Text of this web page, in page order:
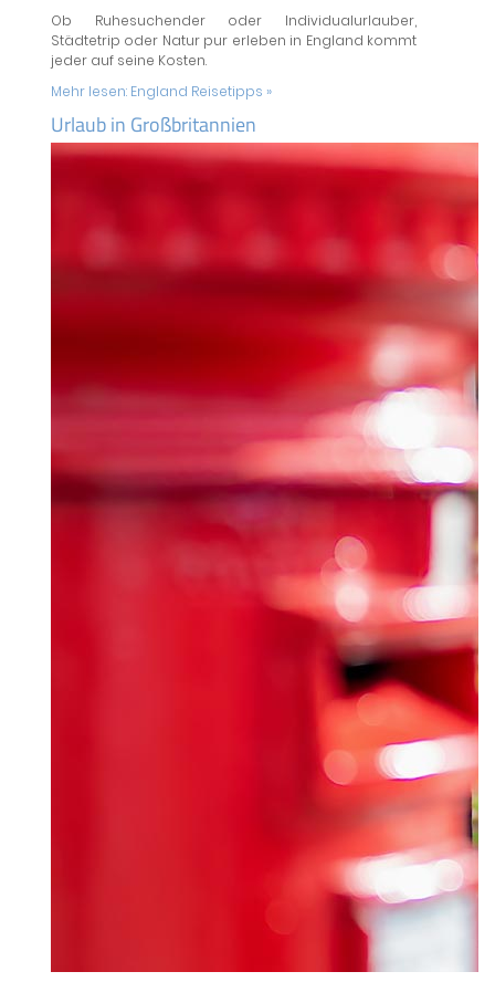
Ob Ruhesuchender oder Individualurlauber,
Städtetrip oder Natur pur erleben in England kommt
jeder auf seine Kosten.
Mehr lesen: England Reisetipps »
Urlaub in Großbritannien